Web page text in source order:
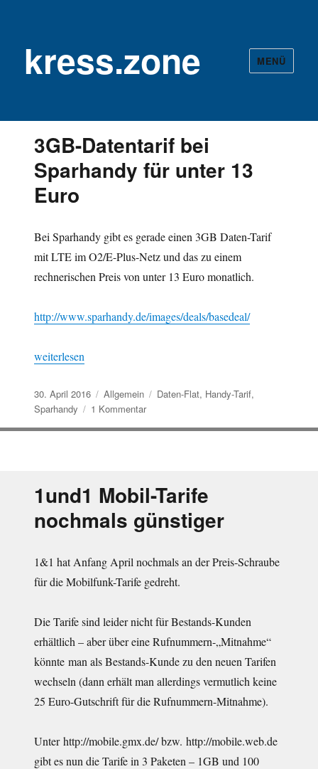
kress.zone MENÜ
3GB-Datentarif bei
Sparhandy für unter 13
Euro
Bei Sparhandy gibt es gerade einen 3GB Daten-Tarif
mit LTE im O2/E-Plus-Netz und das zu einem
rechnerischen Preis von unter 13 Euro monatlich.
http://www.sparhandy.de/images/deals/basedeal/
„3GB-Datentarif bei Sparhandy für unter 13 Euro“
weiterlesen
Veröffentlicht
am
30. April 2016 Kategorien
Allgemein Schlagwörter
Daten-Flat, Handy-Tarif,
Sparhandy
1 Kommentarzu
unter
13
Euro
1und1 Mobil-Tarife
nochmals günstiger
1&1 hat Anfang April nochmals an der Preis-Schraube
für die Mobilfunk-Tarife gedreht.
Die Tarife sind leider nicht für Bestands-Kunden
erhältlich – aber über eine Rufnummern-„Mitnahme“
könnte man als Bestands-Kunde zu den neuen Tarifen
wechseln (dann erhält man allerdings vermutlich keine
25 Euro-Gutschrift für die Rufnummern-Mitnahme).
Unter http://mobile.gmx.de/ bzw. http://mobile.web.de
gibt es nun die Tarife in 3 Paketen – 1GB und 100